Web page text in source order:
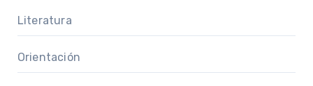
Literatura
Orientación